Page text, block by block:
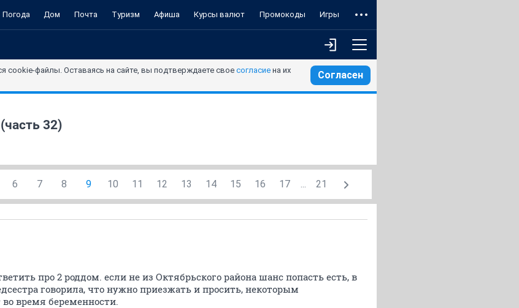
Погода Дом Почта Туризм Афиша Курсы валют Промокоды Игры
cookie-файлы. Оставаясь на сайте, вы подтверждаете свое согласие на их
Согласен
32)
6 7 8 9 10 11 12 13 14 15 16 17 ... 21
про 2 роддом. если не из Октябрьского района шанс попасть есть, в
говорила, что нужно приезжать и просить, некоторым
время беременности.